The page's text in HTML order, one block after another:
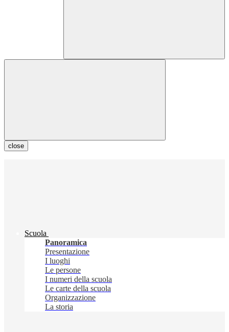
close
Scuola
Panoramica
Presentazione
I luoghi
Le persone
I numeri della scuola
Le carte della scuola
Organizzazione
La storia